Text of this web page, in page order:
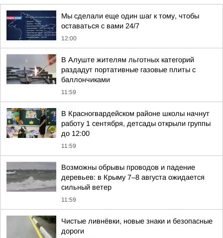
Мы сделали еще один шаг к тому, чтобы
оставаться с вами 24/7
12:00
В Алуште жителям льготных категорий
раздадут портативные газовые плиты с
баллончиками
11:59
В Красногвардейском районе школы начнут
работу 1 сентября, детсады открыли группы
до 12:00
11:59
Возможны обрывы проводов и падение
деревьев: в Крыму 7–8 августа ожидается
сильный ветер
11:59
Чистые ливнёвки, новые знаки и безопасные
дороги